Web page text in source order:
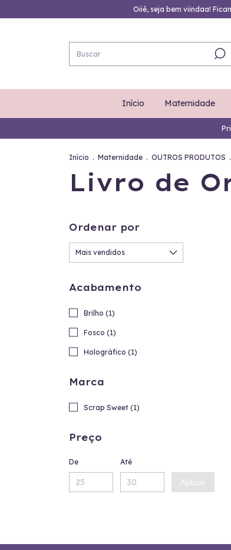
Oiiê, seja bem viindaa!
Início Maternidade
Início . Maternidade . OUTROS PRODUTOS .
Livro de
Ordenar por
Acabamento
Brilho (1)
Fosco (1)
Holográfico (1)
Marca
Scrap Sweet (1)
Preço
De Até
Aplicar